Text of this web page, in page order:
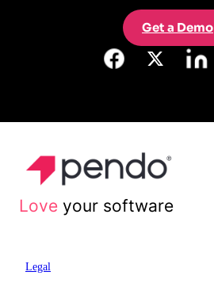
Get a Demo
Love your software
Legal